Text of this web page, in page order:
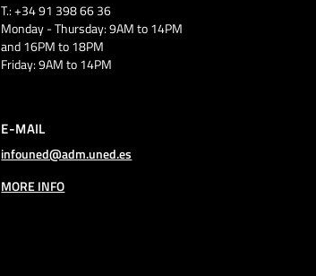
T.: +34 91 398 66 36
Monday - Thursday: 9AM to 14PM
and 16PM to 18PM
Friday: 9AM to 14PM
E-MAIL
infouned@adm.uned.es
MORE INFO